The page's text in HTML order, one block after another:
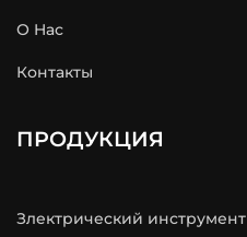
О Hас
Контакты
ПРОДУКЦИЯ
Злектрический инструмент